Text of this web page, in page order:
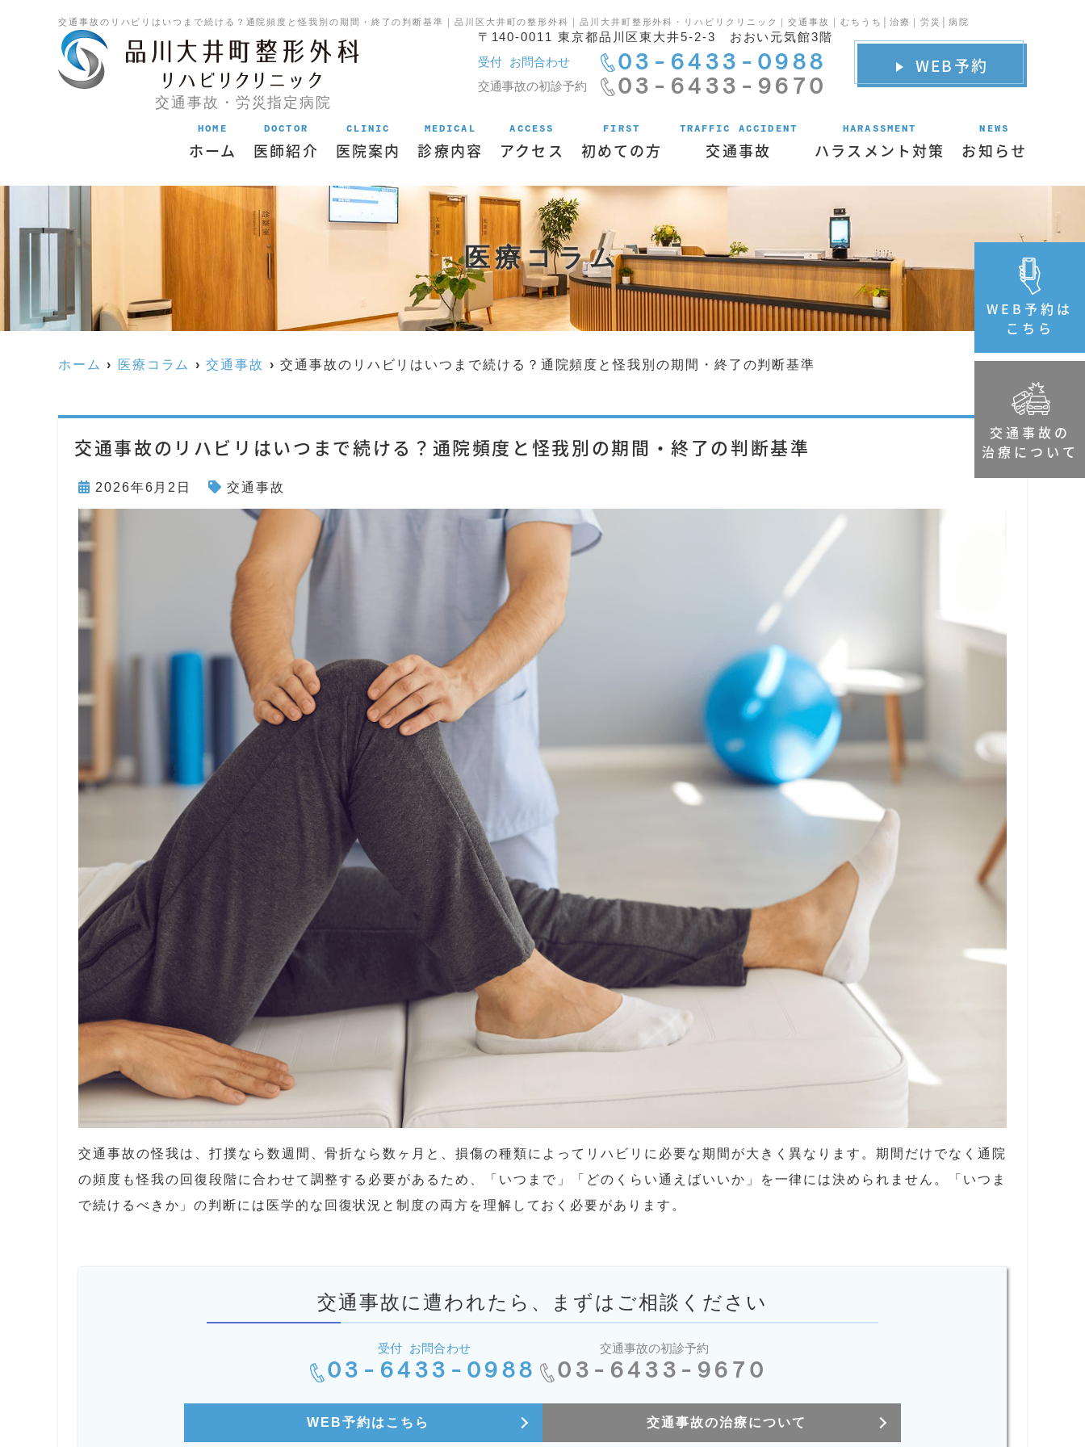
交通事故・労災指定病院
交通事故のリハビリはいつまで続ける？通院頻度と怪我別の期間・終了の判断基準｜品川区大井町の整形外科｜品川大井町整形外科・リハビリクリニック｜交通事故｜むちうち│治療｜労災│病院
〒140-0011 東京都品川区東大井5-2-3 おおい元気館3階
受付 お問合わせ 03-6433-0988
交通事故の初診予約 03-6433-9670
WEB予約
HOME
ホーム
DOCTOR
医師紹介
CLINIC
医院案内
MEDICAL
診療内容
ACCESS
アクセス
FIRST
初めての方
TRAFFIC ACCIDENT
交通事故
HARASSMENT
ハラスメント対策
NEWS
お知らせ
WEB予約は
こちら
交通事故の
治療について
医療コラム
ホーム 医療コラム 交通事故 交通事故のリハビリはいつまで続ける？通院頻度と怪我別の期間・終了の判断基準
交通事故のリハビリはいつまで続ける？通院頻度と怪我別の期間・終了の判断基準
2026年6月2日 交通事故
交通事故の怪我は、打撲なら数週間、骨折なら数ヶ月と、損傷の種類によってリハビリに必要な期間が大きく異なります。期間だけでなく通院
の頻度も怪我の回復段階に合わせて調整する必要があるため、「いつまで」「どのくらい通えばいいか」を一律には決められません。「いつま
で続けるべきか」の判断には医学的な回復状況と制度の両方を理解しておく必要があります。
交通事故に遭われたら、まずはご相談ください
受付 お問合わせ
03-6433-0988
交通事故の初診予約
03-6433-9670
WEB予約はこちら 交通事故の治療について